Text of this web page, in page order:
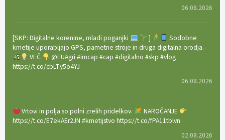
06.08.2026
[SKP: Digitalne korenine, mladi poganjki ]
Sodobne
kmetije uporabljajo GPS, pametne stroje in druga digitalna orodja.
VEČ
@EUAgri #imcap #cap #digitalno #skp #vlog
https://t.co/cbLTy5o4YJ
06.08.2026
Vrtovi in polja so polni zrelih pridelkov.
NAROČANJE
https://t.co/E7ekAEr2JN #kmetijstvo https://t.co/fPA11tblvn
02.08.2026